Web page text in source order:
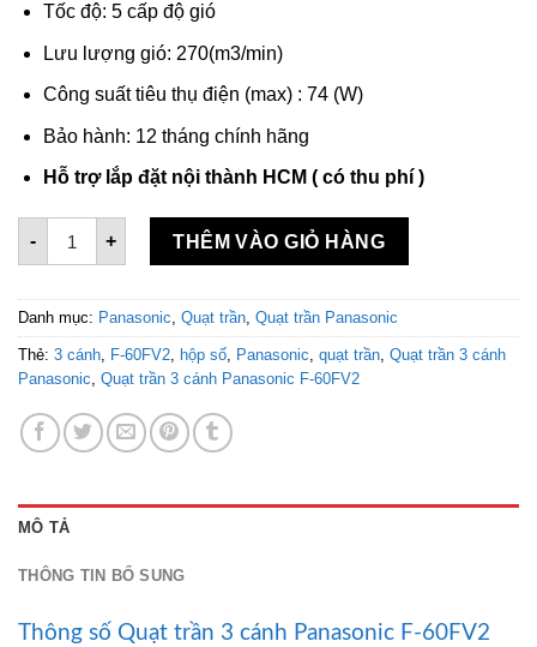
Tốc độ: 5 cấp độ gió
Lưu lượng gió: 270(m3/min)
Công suất tiêu thụ điện (max) : 74 (W)
Bảo hành: 12 tháng chính hãng
Hỗ trợ lắp đặt nội thành HCM ( có thu phí )
-
Quạt trần Panasonic F-60FV2-S ti 30.4cm số lượng
+ THÊM VÀO GIỎ HÀNG
Danh mục: Panasonic, Quạt trần, Quạt trần Panasonic
Thẻ: 3 cánh, F-60FV2, hộp số, Panasonic, quạt trần, Quạt trần 3 cánh
Panasonic, Quạt trần 3 cánh Panasonic F-60FV2
MÔ TẢ
THÔNG TIN BỔ SUNG
Thông số Quạt trần 3 cánh Panasonic F-60FV2